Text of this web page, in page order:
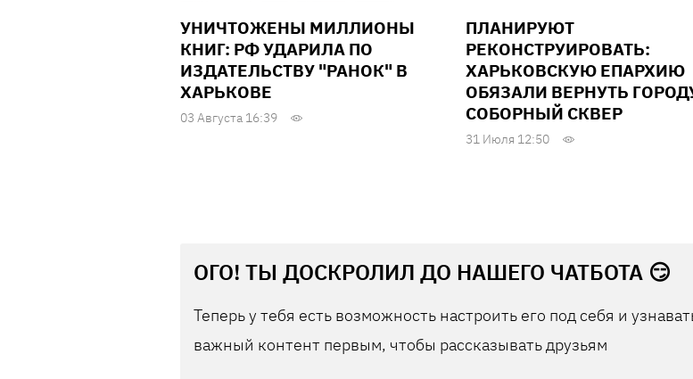
УНИЧТОЖЕНЫ МИЛЛИОНЫ
КНИГ: РФ УДАРИЛА ПО
ИЗДАТЕЛЬСТВУ "РАНОК" В
ХАРЬКОВЕ
03 Августа 16:39
ПЛАНИРУЮТ
РЕКОНСТРУИРОВАТЬ:
ХАРЬКОВСКУЮ ЕПАРХИЮ
ОБЯЗАЛИ ВЕРНУТЬ
СОБОРНЫЙ СКВЕР
31 Июля 12:50
ОГО! ТЫ ДОСКРОЛИЛ ДО НАШЕГО ЧАТБОТА 😏
Теперь у тебя есть возможность настроить его под себя и
важный контент первым, чтобы рассказывать друзьям